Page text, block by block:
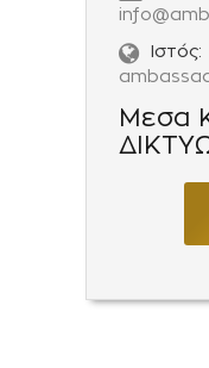
Ιστός:
Μεσα